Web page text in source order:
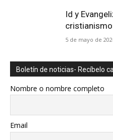
Id y
5 de mayo de
Boletín de noticias- Recíbelo
Nombre o nombre completo
Email